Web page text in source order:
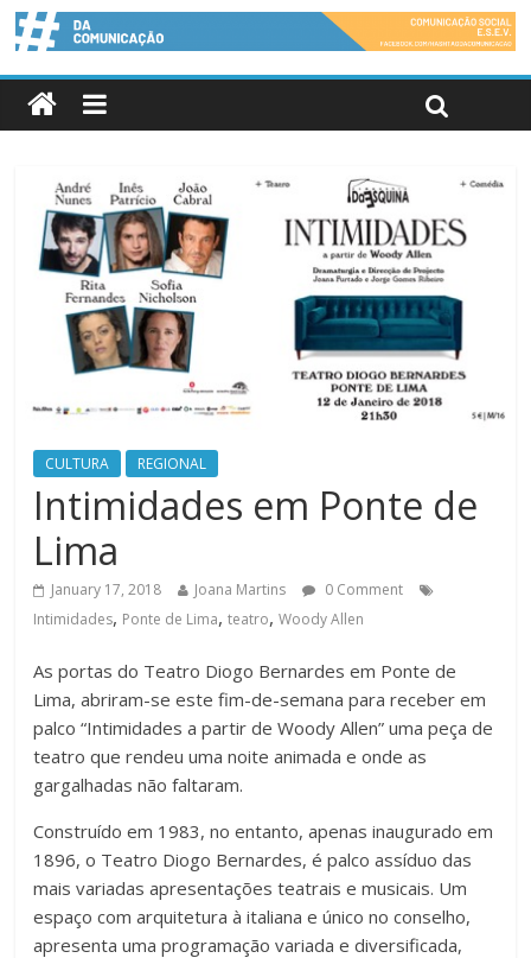
CULTURA REGIONAL
Intimidades em Ponte de
Lima
January 17, 2018 Joana Martins
0 Comment
Intimidades, Ponte de Lima,teatro,Woody Allen
As portas do Teatro Diogo Bernardes em Ponte de
Lima, abriram-se este fim-de-semana para receber em
palco “Intimidades a partir de Woody Allen” uma peça de
teatro que rendeu uma noite animada e onde as
gargalhadas não faltaram.
Construído em 1983, no entanto, apenas inaugurado em
1896, o Teatro Diogo Bernardes, é palco assíduo das
mais variadas apresentações teatrais e musicais. Um
espaço com arquitetura à italiana e único no conselho,
apresenta uma programação variada e diversificada,